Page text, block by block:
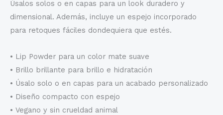
Úsalos solos o en capas para un look duradero y
dimensional. Además, incluye un espejo incorporado
para retoques fáciles dondequiera que estés.
• Lip Powder para un color mate suave
• Brillo brillante para brillo e hidratación
• Úsalo solo o en capas para un acabado personalizado
• Diseño compacto con espejo
• Vegano y sin crueldad animal